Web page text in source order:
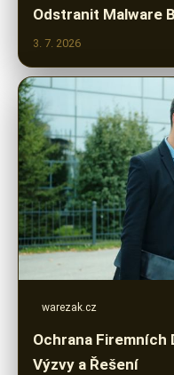
Odstranit Malware
3. 7. 2026
warezak.cz
Ochrana Firemních
Výzvy a Řešení